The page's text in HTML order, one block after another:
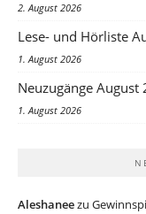
2. August 2026
Lese- und Hörliste
1. August 2026
Neuzugänge August
1. August 2026
Aleshaneezu